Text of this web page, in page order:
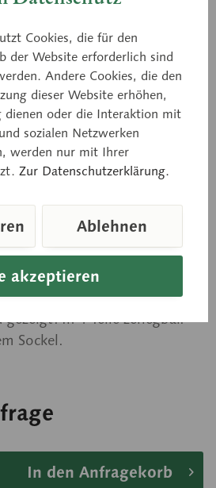
aus SOMSO-Plast®. Durch
beiden Kammern und
und mit ihren Klappen
großen Gefäße und die
gezeigt. In 4 Teile zerlegbar.
Sockel.
In den Anfragekorb
Cookies, die für den
der Website erforderlich sind
Andere Cookies, die den
dieser Website erhöhen,
dienen oder die Interaktion mit
sozialen Netzwerken
werden nur mit Ihrer
Zur Datenschutzerklärung.
akzeptieren
Ablehnen